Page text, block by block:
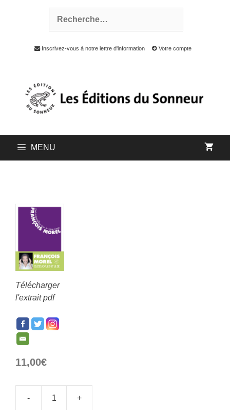
Inscrivez-vous à notre lettre d'information Votre compte
MENU
Télécharger
l'extrait pdf
11,00€
- +